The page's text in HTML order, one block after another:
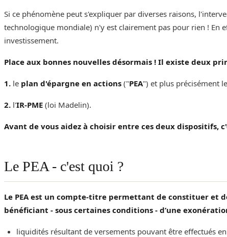
Si ce phénomène peut s'expliquer par diverses raisons,
technologique mondiale) n'y est clairement pas pour rien !
investissement.‌‌‌‌
Place aux bonnes nouvelles désormais ! Il existe deux
1. le plan d'épargne en actions ("PEA") et plus précisément
2. l'IR-PME (loi Madelin). ‌‌‌‌
Avant de vous aidez à choisir entre ces deux
Le PEA - c'est quoi ?
Le PEA est un compte-titre permettant de constituer et
bénéficiant - sous certaines conditions - d’une
liquidités résultant de versements pouvant être effectués